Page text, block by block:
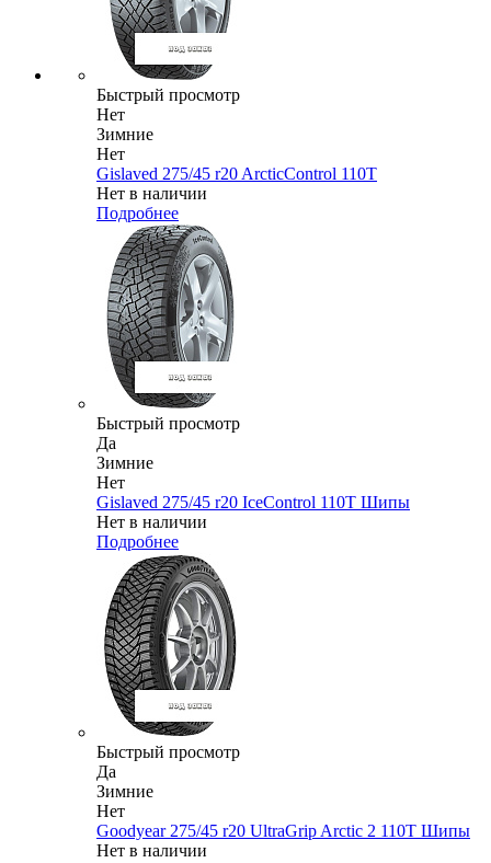
Быстрый просмотр
Нет
Зимние
Нет
Gislaved 275/45 r20 ArcticControl 110T
Нет в наличии
Подробнее
Быстрый просмотр
Да
Зимние
Нет
Gislaved 275/45 r20 IceControl 110T Шипы
Нет в наличии
Подробнее
Быстрый просмотр
Да
Зимние
Нет
Goodyear 275/45 r20 UltraGrip Arctic 2 110T Шипы
Нет в наличии